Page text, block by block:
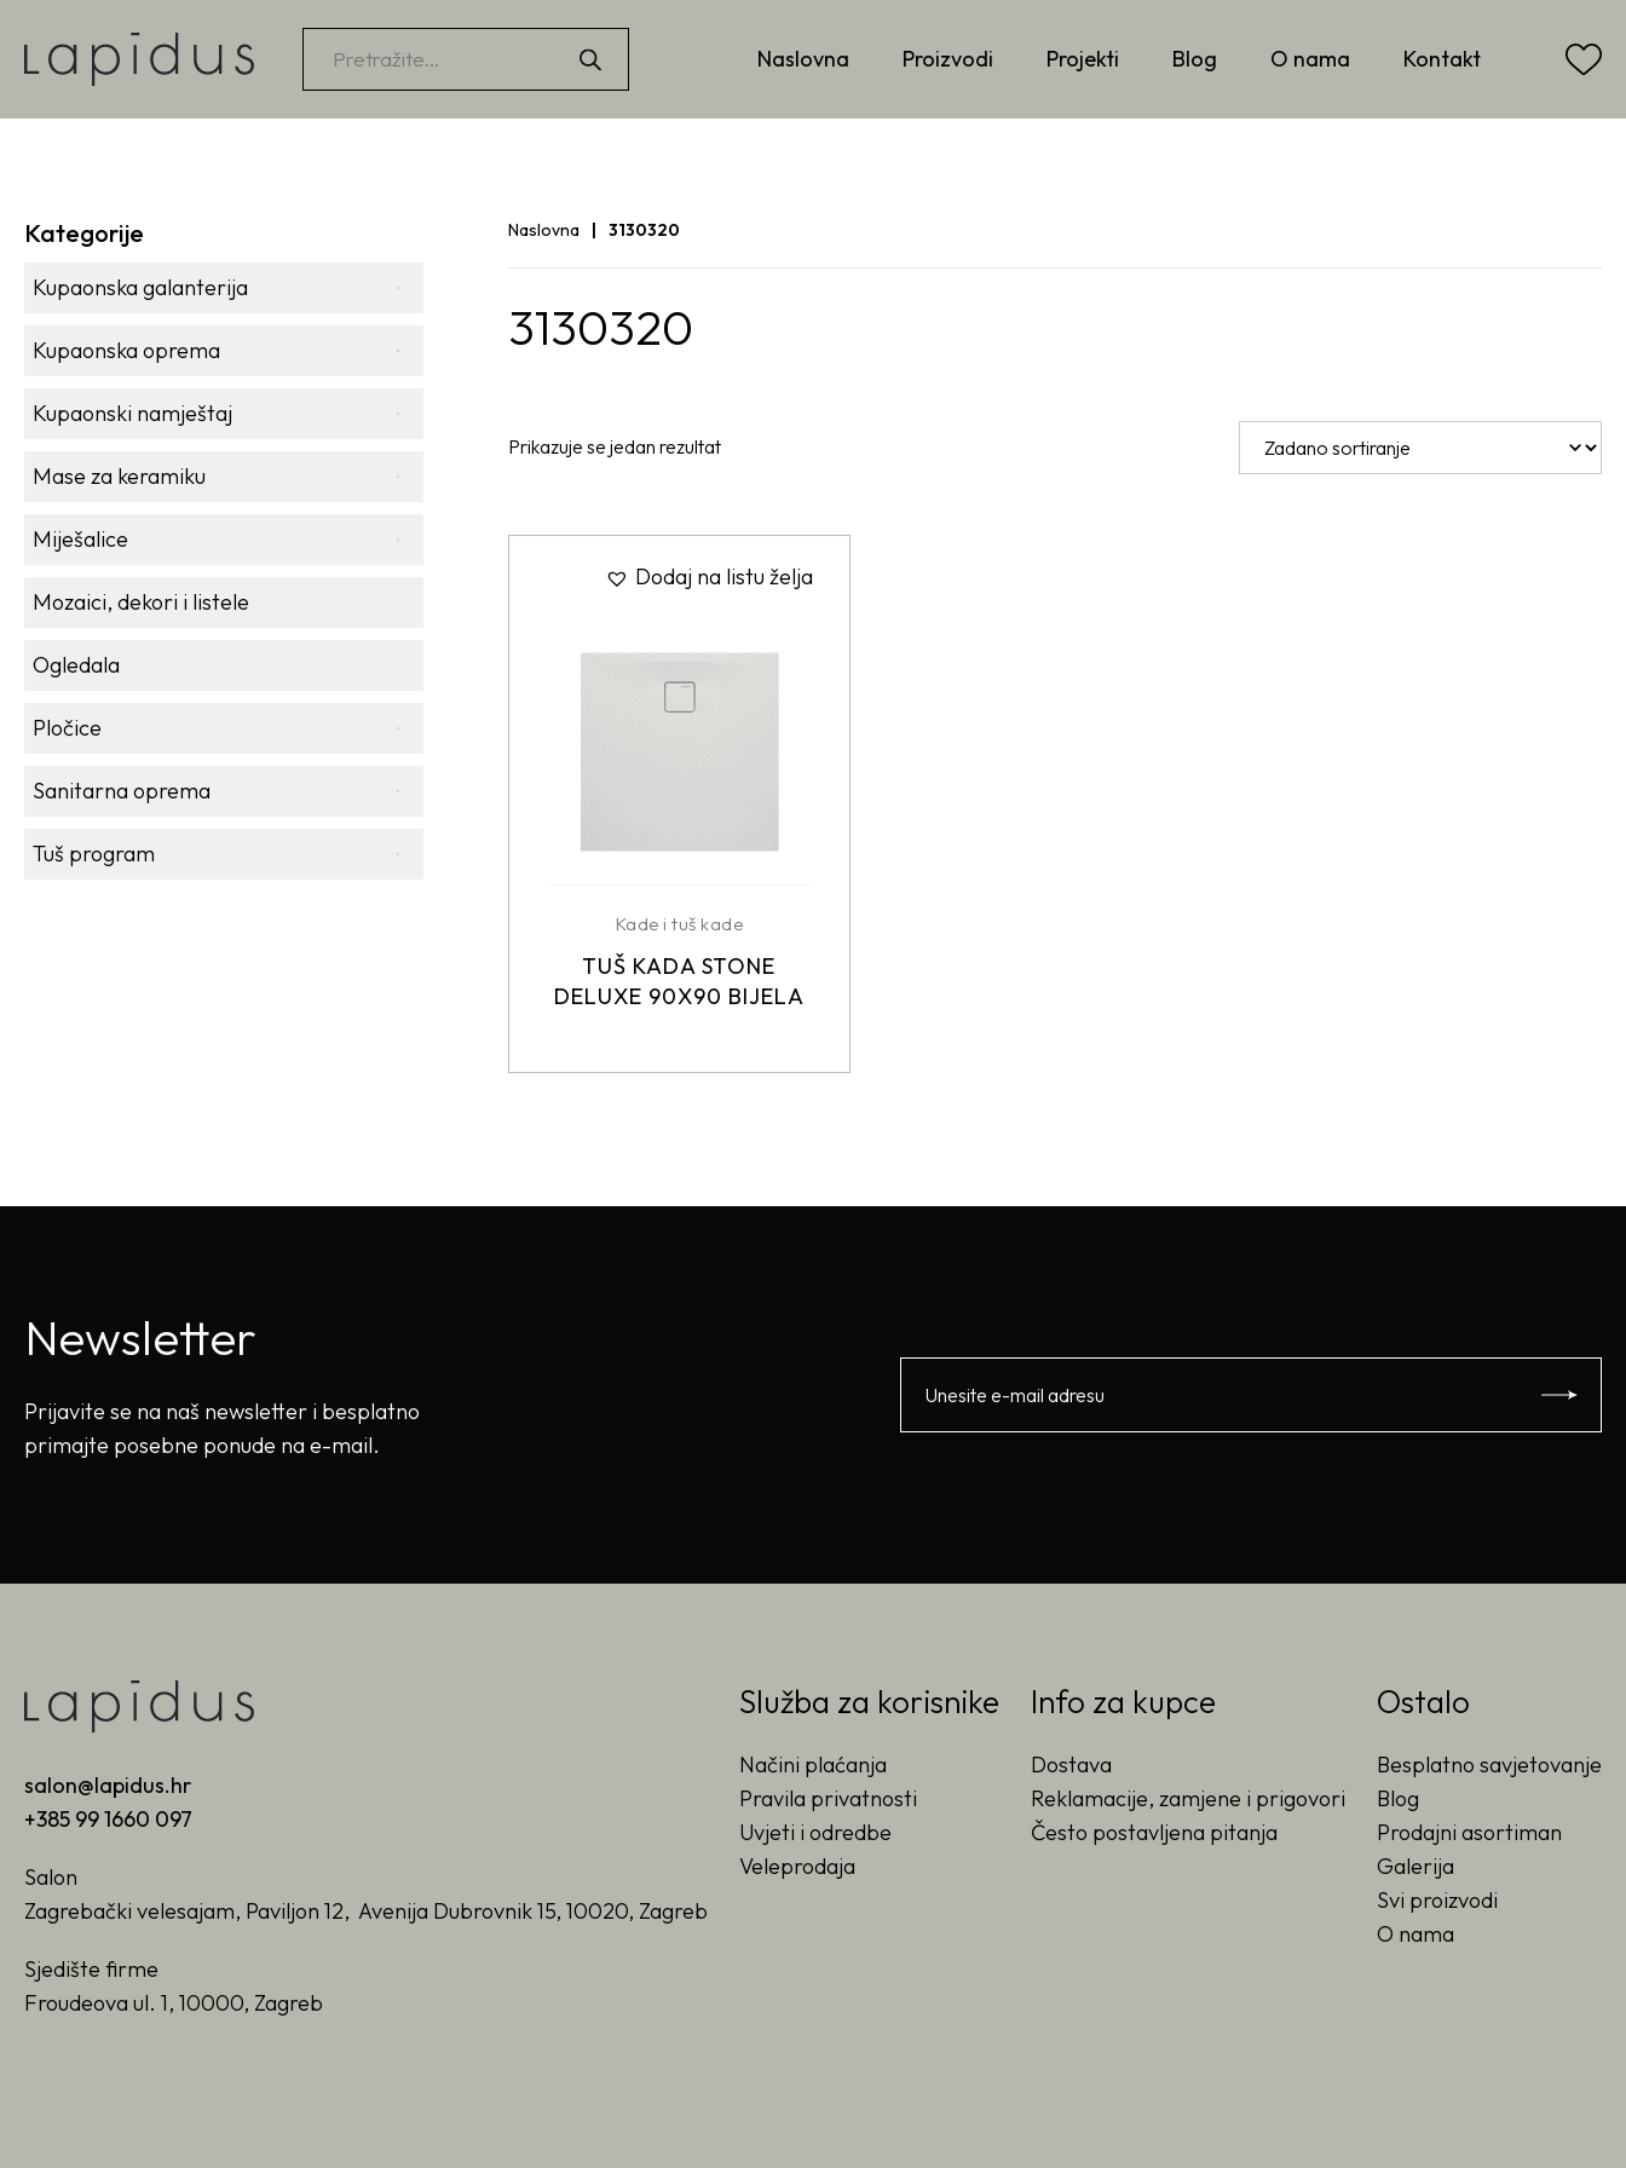
Products
search
Naslovna Proizvodi Projekti Blog O nama Kontakt
Kategorije
Kupaonska galanterija
Kupaonska oprema
Kupaonski namještaj
Mase za keramiku
Miješalice
Mozaici, dekori i listele
Ogledala
Pločice
Sanitarna oprema
Tuš program
Naslovna 3130320
3130320
Prikazuje se jedan rezultat
Dodaj na listu želja
Kade i tuš kade
TUŠ KADA STONE
DELUXE 90X90 BIJELA
Newsletter
Prijavite se na naš newsletter i besplatno
primajte posebne ponude na e-mail.
salon@lapidus.hr
+385 99 1660 097
Salon
Zagrebački velesajam, Paviljon 12, Avenija Dubrovnik 15, 10020, Zagreb
Sjedište firme
Froudeova ul. 1, 10000, Zagreb
Služba za korisnike
Načini plaćanja
Pravila privatnosti
Uvjeti i odredbe
Veleprodaja
Info za kupce
Dostava
Reklamacije, zamjene i prigovori
Često postavljena pitanja
Ostalo
Besplatno savjetovanje
Blog
Prodajni asortiman
Galerija
Svi proizvodi
O nama